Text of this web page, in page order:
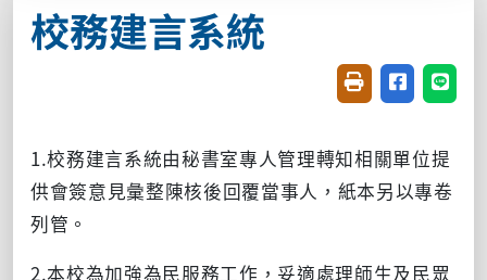
校務建言系統
友善列印(開新視
分享至臉書
分享
1.校務建言系統由秘書室專人管理轉知相關單位提
供會簽意見彙整陳核後回覆當事人，紙本另以專卷
列管。
2.本校為加強為民服務工作，妥適處理師生及民眾